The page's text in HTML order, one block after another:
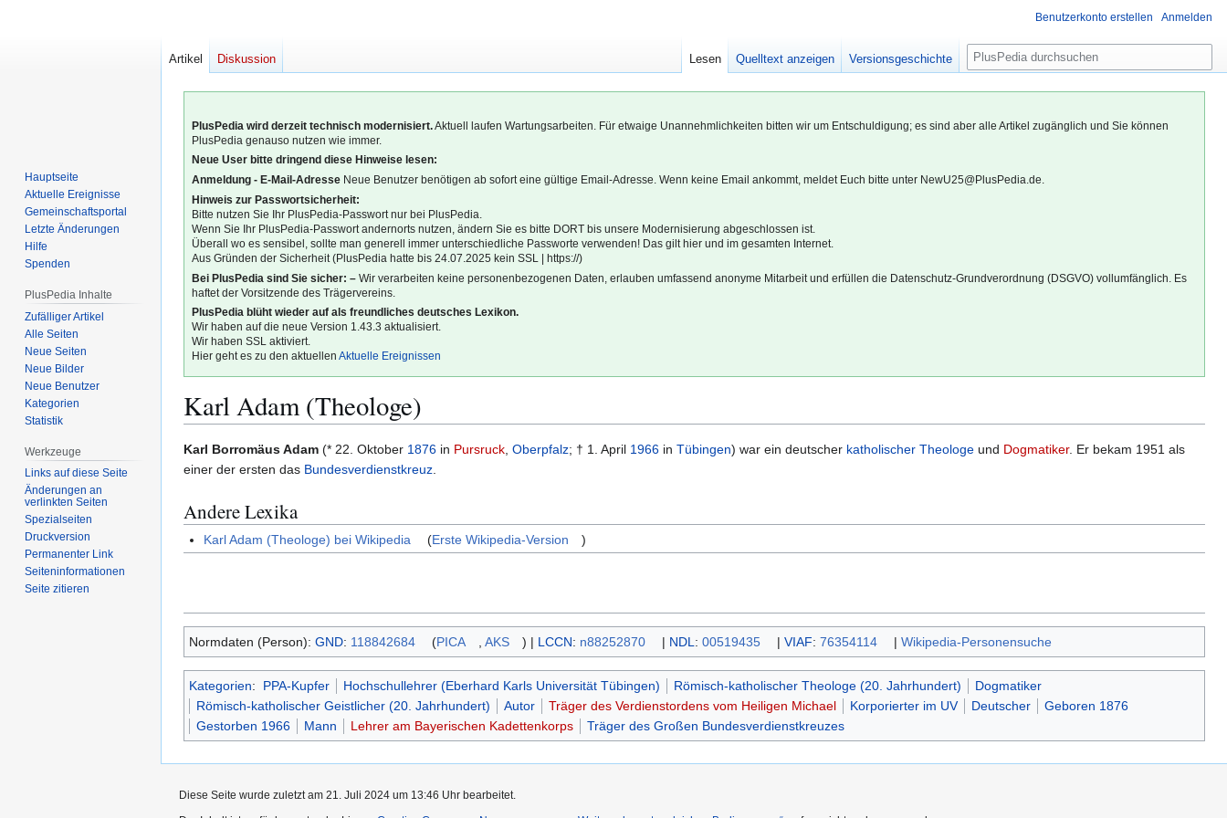
PlusPedia wird derzeit technisch modernisiert.Aktuell laufen Wartungsarbeiten. Für etwaige Unannehmlichkeiten bitten wir um Entschuldigung; es sind aber alle Artikel zugänglich und Sie können
PlusPedia genauso nutzen wie immer.
Neue User bitte dringend diese Hinweise lesen:
Anmeldung - E-Mail-Adresse Neue Benutzer benötigen ab sofort eine gültige Email-Adresse. Wenn keine Email ankommt, meldet Euch bitte unter NewU25@PlusPedia.de.
Hinweis zur Passwortsicherheit:
Bitte nutzen Sie Ihr PlusPedia-Passwort nur bei PlusPedia.
Wenn Sie Ihr PlusPedia-Passwort andernorts nutzen, ändern Sie es bitte DORT bis unsere Modernisierung abgeschlossen ist.
Überall wo es sensibel, sollte man generell immer unterschiedliche Passworte verwenden! Das gilt hier und im gesamten Internet.
Aus Gründen der Sicherheit (PlusPedia hatte bis 24.07.2025 kein SSL | https://)
Bei PlusPedia sind Sie sicher: – Wir verarbeiten keine personenbezogenen Daten, erlauben umfassend anonyme Mitarbeit und erfüllen die Datenschutz-Grundverordnung (DSGVO) vollumfänglich. Es
haftet der Vorsitzende des Trägervereins.
PlusPedia blüht wieder auf als freundliches deutsches Lexikon.
Wir haben auf die neue Version 1.43.3 aktualisiert.
Wir haben SSL aktiviert.
Hier geht es zu den aktuellenAktuelle Ereignissen
Karl Adam (Theologe)
Zur
Navigation
Zur
Suche
Karl Borromäus Adam (* 22. Oktober 1876 in Pursruck Oberpfalz; † 1. April 1966 in Tübingen) war ein deutscher katholischer Theologe und Dogmatiker. Er bekam 1951 als
einer der ersten das Bundesverdienstkreuz
Andere Lexika
Karl Adam (Theologe) bei Wikipedia (Erste Wikipedia-Version )
Normdaten (Person): GND: 118842684 (PICA , AKS ) | LCCN: n88252870 | NDL: 00519435 | VIAF: 76354114 | Wikipedia-Personensuche
Kategorien: PPA-Kupfer Hochschullehrer (Eberhard Karls Universität Tübingen) Römisch-katholischer Theologe (20. Jahrhundert)
Dogmatiker
Römisch-katholischer Geistlicher (20. Jahrhundert)
Autor Träger des Verdienstordens vom Heiligen Michael Korporierter im UV Deutscher
Geboren 1876
Gestorben 1966
Mann Lehrer am Bayerischen Kadettenkorps Träger des Großen Bundesverdienstkreuzes
Benutzerkonto erstellen Anmelden
Artikel Diskussion Lesen Quelltext anzeigen Versionsgeschichte
S
u
c
e
Hauptseite
Aktuelle Ereignisse
Gemeinschafts­portal
Letzte Änderungen
Hilfe
Spenden
PlusPedia Inhalte
Zufälliger Artikel
Alle Seiten
Neue Seiten
Neue Bilder
Neue Benutzer
Kategorien
Statistik
Werkzeuge
Links auf diese Seite
Änderungen an
verlinkten Seiten
Spezialseiten
Druckversion
Permanenter Link
Seiten­­informationen
Seite zitieren
Diese Seite wurde zuletzt am 21. Juli 2024 um 13:46 Uhr bearbeitet.